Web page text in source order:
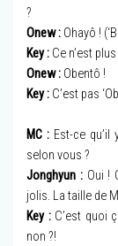
?
Onew : Ohayô !
Key : Ce n’est
Onew : Obentô !
Key : C’est pas
MC : Est-ce
selon vous ?
Jonghyun : Oui !
jolis. La taille de
Key : C’est quoi
non ?!